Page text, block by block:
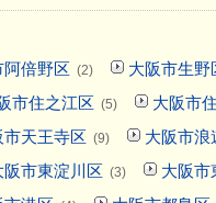
阿倍野区 (2) 大阪市生野
市住之江区 (5) 大阪市
市天王寺区 (9) 大阪市浪
阪市東淀川区 (3) 大阪市